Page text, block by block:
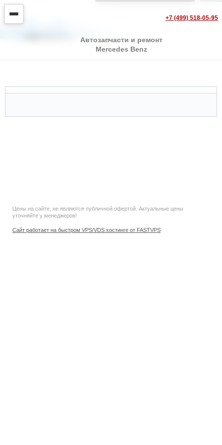
+7 (499) 518-05-95
Автозапчасти и ремонт
Mercedes Benz
Цены на сайте, не являются публичной офертой. Актуальные цены
уточняйте у менеджеров!
Сайт работает на быстром VPS/VDS хостинге от FASTVPS